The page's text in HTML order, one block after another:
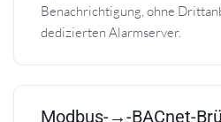
Benachrichtigung, ohne
dedizierten Alarmserver.
Modbus-→-BACnet-